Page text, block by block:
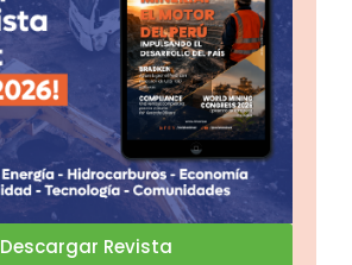
Descargar Revista